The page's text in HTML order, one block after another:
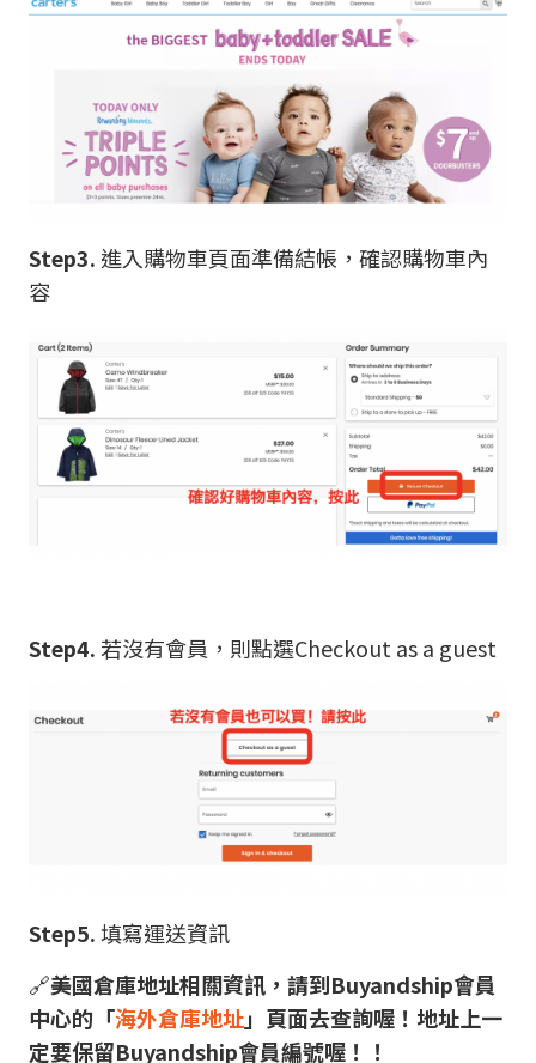
Step3. 進入購物車頁面準備結帳，確認購物車內
容
Step4. 若沒有會員，則點選Checkout as a guest
Step5.填寫運送資訊
🔗美國倉庫地址相關資訊，請到Buyandship會員
中心的「海外倉庫地址」頁面去查詢喔！地址上一
定要保留Buyandship會員編號喔！！